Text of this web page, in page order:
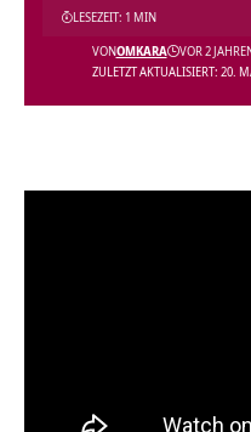
ZULETZT AKTUALISIERT: 20.
VONOMKARA VOR 2
LESEZEIT: 1 MIN